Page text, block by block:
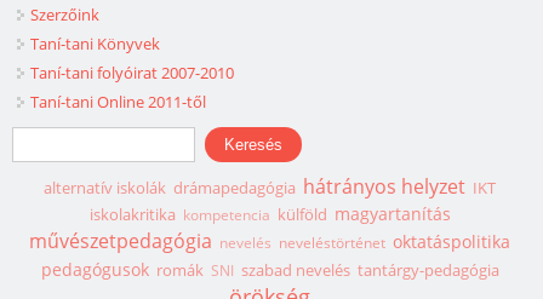
Szerzőink
Taní-tani Könyvek
Taní-tani folyóirat 2007-2010
Taní-tani Online 2011-től
Keresés űrlap
Keresés
alternatív iskolák drámapedagógia hátrányos helyzet IKT
iskolakritika kompetencia külföld magyartanítás
művészetpedagógia nevelés neveléstörténet oktatáspolitika
pedagógusok romák SNI szabad nevelés tantárgy-pedagógia